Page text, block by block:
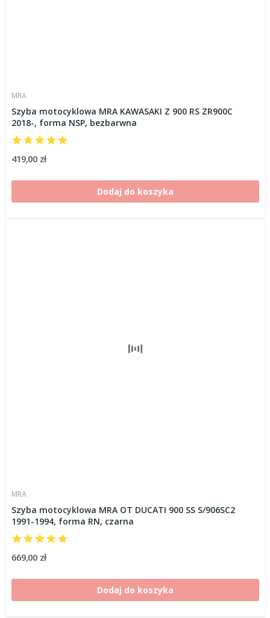
MRA
Szyba motocyklowa MRA KAWASAKI Z 900 RS ZR900C
2018-, forma NSP, bezbarwna
419,00 zł
Dodaj do koszyka
MRA
Szyba motocyklowa MRA OT DUCATI 900 SS S/906SC2
1991-1994, forma RN, czarna
669,00 zł
Dodaj do koszyka